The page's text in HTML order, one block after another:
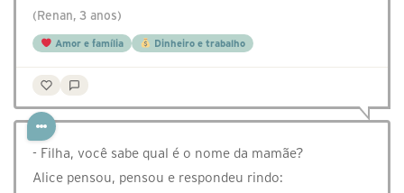
(Renan, 3 anos)
Amor e família Dinheiro e trabalho
- Filha, você sabe qual é o nome da mamãe?
Alice pensou, pensou e respondeu rindo: